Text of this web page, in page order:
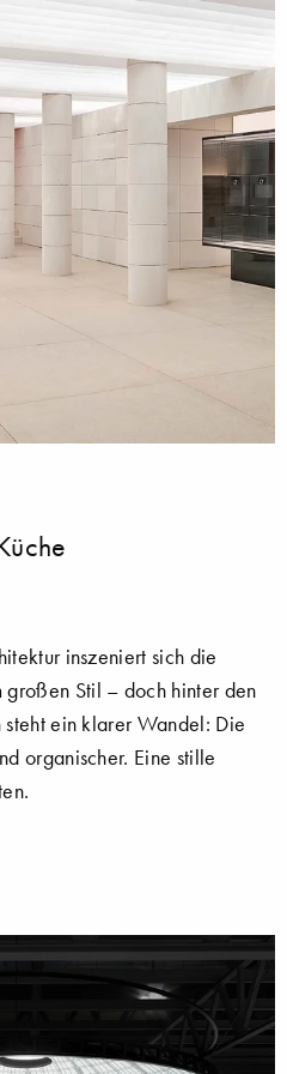
inszeniert sich die
Stil – doch hinter den
ein klarer Wandel: Die
organischer. Eine stille